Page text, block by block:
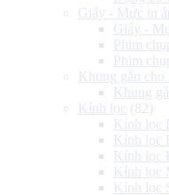
Giấy - Mực in
Giấy -
Phim
Phim
Khung gắn cho
Khung
Kính lọc (82)
Kính lọc
Kính lọc
Kính lọc
Kính lọc
Kính lọc